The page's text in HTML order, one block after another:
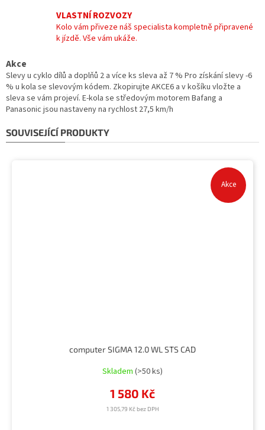
VLASTNÍ ROZVOZY
Kolo vám přiveze náš specialista kompletně připravené
k jízdě. Vše vám ukáže.
Akce
Slevy u cyklo dílů a doplňů 2 a více ks sleva až 7 % Pro získání slevy -6
% u kola se slevovým kódem. Zkopirujte AKCE6 a v košíku vložte a
sleva se vám projeví. E-kola se středovým motorem Bafang a
Panasonic jsou nastaveny na rychlost 27,5 km/h
SOUVISEJÍCÍ PRODUKTY
Akce
computer SIGMA 12.0 WL STS CAD
Skladem (>50 ks)
1 305,79 Kč bez DPH
1 580 Kč